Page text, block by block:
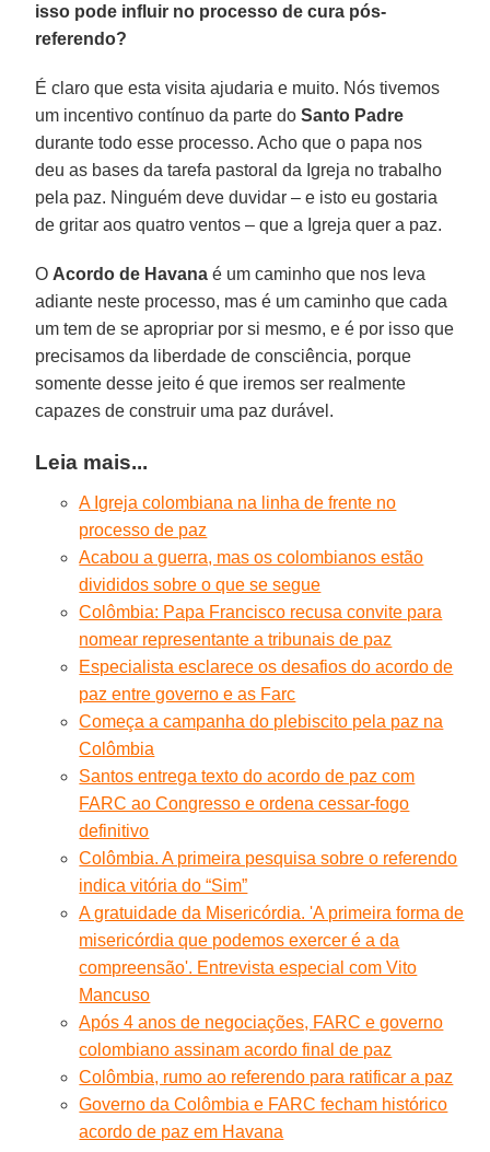
isso pode influir no processo de cura pós-
referendo?
É claro que esta visita ajudaria e muito. Nós tivemos
um incentivo contínuo da parte doSanto Padre
durante todo esse processo. Acho que o papa nos
deu as bases da tarefa pastoral da Igreja no trabalho
pela paz. Ninguém deve duvidar – e isto eu gostaria
de gritar aos quatro ventos – que a Igreja quer a paz.
O Acordo de Havana é um caminho que nos leva
adiante neste processo, mas é um caminho que cada
um tem de se apropriar por si mesmo, e é por isso que
precisamos da liberdade de consciência, porque
somente desse jeito é que iremos ser realmente
capazes de construir uma paz durável.
Leia mais...
A Igreja colombiana na linha de frente no
processo de paz
Acabou a guerra, mas os colombianos estão
divididos sobre o que se segue
Colômbia: Papa Francisco recusa convite para
nomear representante a tribunais de paz
Especialista esclarece os desafios do acordo de
paz entre governo e as Farc
Começa a campanha do plebiscito pela paz na
Colômbia
Santos entrega texto do acordo de paz com
FARC ao Congresso e ordena cessar-fogo
definitivo
Colômbia. A primeira pesquisa sobre o referendo
indica vitória do “Sim”
A gratuidade da Misericórdia. 'A primeira forma de
misericórdia que podemos exercer é a da
compreensão'. Entrevista especial com Vito
Mancuso
Após 4 anos de negociações, FARC e governo
colombiano assinam acordo final de paz
Colômbia, rumo ao referendo para ratificar a paz
Governo da Colômbia e FARC fecham histórico
acordo de paz em Havana